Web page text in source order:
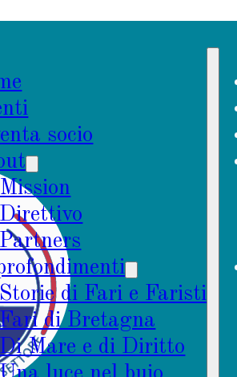
socio
Mission
Direttivo
Partners
Storie di Fari e Faristi
Fari di Bretagna
Di Mare e di Diritto